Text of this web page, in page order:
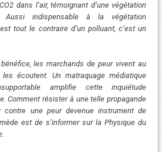
dans l’air, témoignant d’une végétation
Aussi indispensable à la végétation
tout le contraire d’un polluant, c’est un
les marchands de peur vivent au
écoutent. Un matraquage médiatique
amplifie cette inquiétude
Comment résister à une telle propagande
contre une peur devenue instrument de
est de s’informer sur la Physique du